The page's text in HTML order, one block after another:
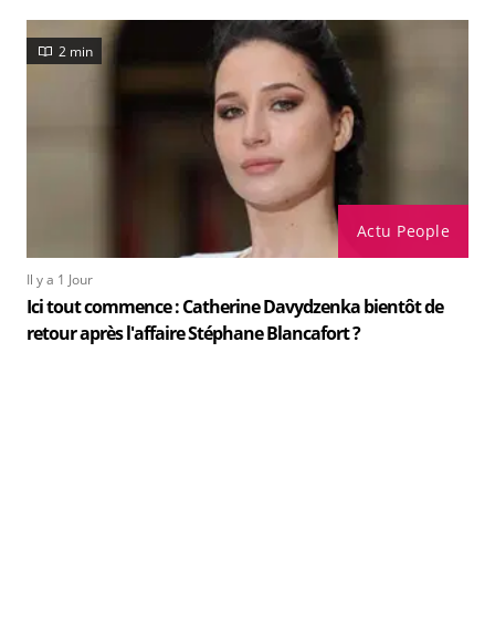
Actu People
2 min
Il y a 1 Jour
Ici tout commence : Catherine Davydzenka bientôt de
retour après l'affaire Stéphane Blancafort ?